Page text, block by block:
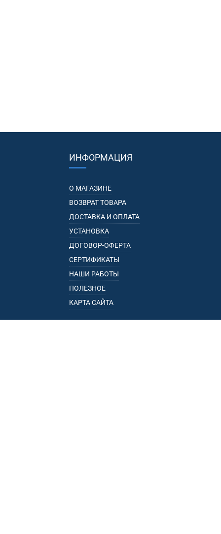
ИНФОРМАЦИЯ
О МАГАЗИНЕ
ВОЗВРАТ ТОВАРА
ДОСТАВКА И ОПЛАТА
УСТАНОВКА
ДОГОВОР-ОФЕРТА
СЕРТИФИКАТЫ
НАШИ РАБОТЫ
ПОЛЕЗНОЕ
КАРТА САЙТА